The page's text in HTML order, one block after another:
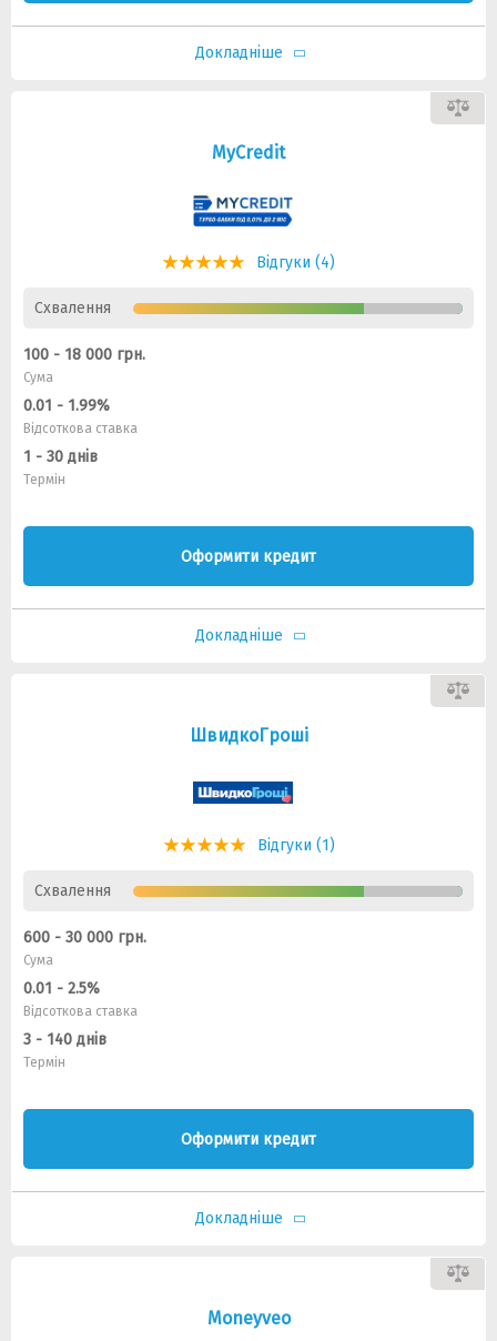
Докладніше
MyCredit
Відгуки (4)
Схвалення
100 - 18 000 грн.
Сума
0.01 - 1.99%
Відсоткова ставка
1 - 30 днів
Термін
Оформити кредит
Докладніше
ШвидкоГроші
Відгуки (1)
Схвалення
600 - 30 000 грн.
Сума
0.01 - 2.5%
Відсоткова ставка
3 - 140 днів
Термін
Оформити кредит
Докладніше
Moneyveo